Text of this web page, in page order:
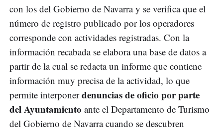
con los del Gobierno de Navarra y se verifica que el
número de registro publicado por los operadores
corresponde con actividades registradas. Con la
información recabada se elabora una base de datos a
partir de la cual se redacta un informe que contiene
información muy precisa de la actividad, lo que
permite interponerdenuncias de oficio por parte
del Ayuntamiento ante el Departamento de Turismo
del Gobierno de Navarra cuando se descubren